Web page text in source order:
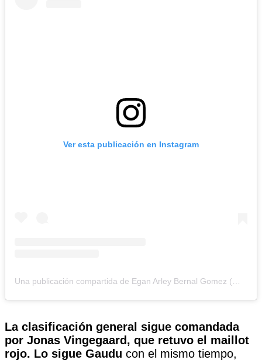
Ver esta publicación en Instagram
Una publicación compartida de Egan Arley Bernal Gomez (@eganbernal)
La clasificación general sigue comandada
por Jonas Vingegaard, que retuvo el maillot
rojo. Lo sigue Gaudu con el mismo tiempo,